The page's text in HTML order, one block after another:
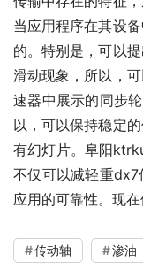
当应用程序在其设
的。特别是，可以
滑动现象，所以，
速器中展示的同步
以，可以保持稳定
有幻灯片。阜阳
不仅可以减轻重dx7
应用的可靠性。现
传动轴 渗油